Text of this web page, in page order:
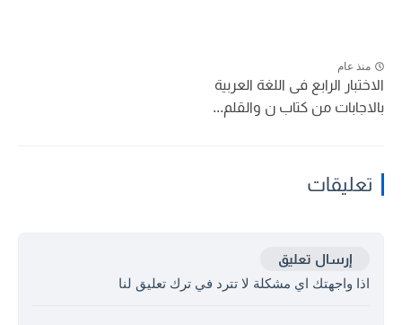
منذ عام
الاختبار الرابع فى اللغة العربية
بالاجابات من كتاب ن والقلم...
تعليقات
إرسال تعليق
اذا واجهتك اي مشكلة لا تترد في ترك تعليق لنا